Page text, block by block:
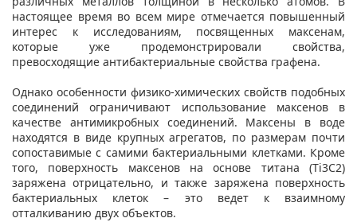
настоящее время во всем мире отмечается повышенный
интерес к исследованиям, посвященных максенам,
которые уже продемонстрировали свойства,
превосходящие антибактериальные свойства графена.
Однако особенности физико-химических свойств подобных
соединений ограничивают использование максенов в
качестве антимикробных соединений. Максены в воде
находятся в виде крупных агрегатов, по размерам почти
сопоставимые с самими бактериальными клетками. Кроме
того, поверхность максенов на основе титана (Ti3C2)
заряжена отрицательно, и также заряжена поверхность
бактериальных клеток – это ведет к взаимному
отталкиванию двух объектов.